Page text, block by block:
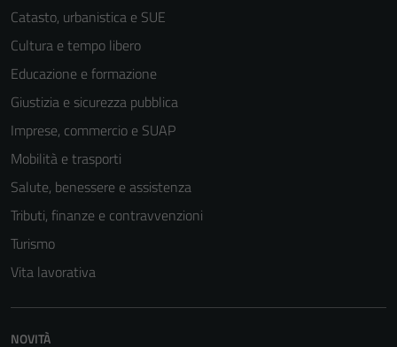
Catasto, urbanistica e SUE
Cultura e tempo libero
Educazione e formazione
Giustizia e sicurezza pubblica
Imprese, commercio e SUAP
Mobilità e trasporti
Salute, benessere e assistenza
Tributi, finanze e contravvenzioni
Turismo
Vita lavorativa
NOVITÀ